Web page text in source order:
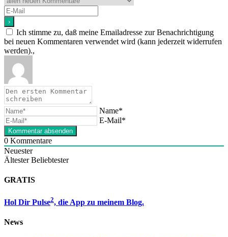
Ich stimme zu, daß meine Emailadresse zur Benachrichtigung
bei neuen Kommentaren verwendet wird (kann jederzeit widerrufen
werden).,
Name*
E-Mail*
0 Kommentare
Neuester
Ältester Beliebtester
GRATIS
Hol Dir Pulse2, die App zu meinem Blog.
News